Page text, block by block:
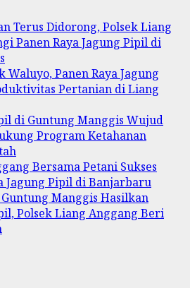
Terus Didorong, Polsek Liang
Panen Raya Jagung Pipil di
Waluyo, Panen Raya Jagung
Pertanian di Liang
di Guntung Manggis Wujud
Program Ketahanan
Bersama Petani Sukses
Jagung Pipil di Banjarbaru
Manggis Hasilkan
Polsek Liang Anggang Beri